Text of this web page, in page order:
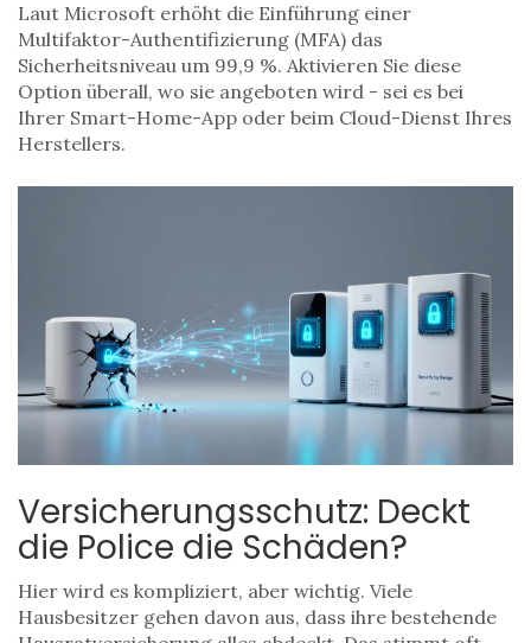
Laut Microsoft erhöht die Einführung einer
Multifaktor-Authentifizierung (MFA) das
Sicherheitsniveau um 99,9 %. Aktivieren Sie diese
Option überall, wo sie angeboten wird - sei es bei
Ihrer Smart-Home-App oder beim Cloud-Dienst Ihres
Herstellers.
Versicherungsschutz: Deckt
die Police die Schäden?
Hier wird es kompliziert, aber wichtig. Viele
Hausbesitzer gehen davon aus, dass ihre bestehende